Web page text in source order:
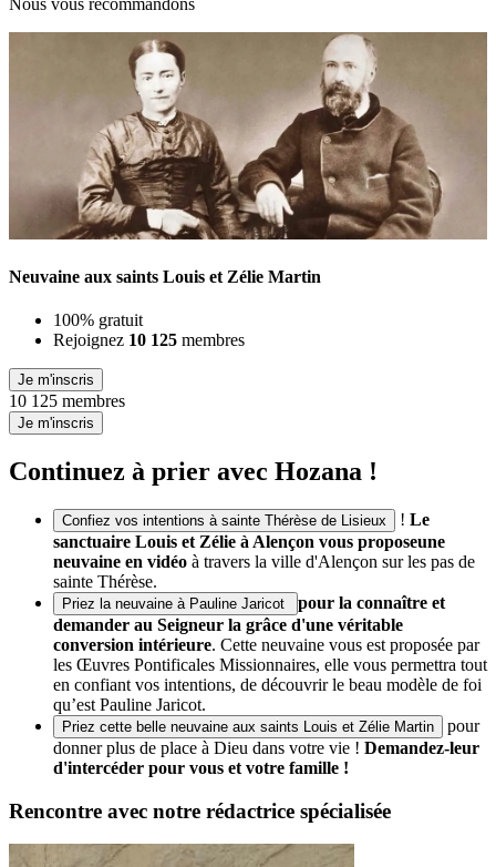
Nous vous recommandons
Neuvaine aux saints Louis et Zélie Martin
100% gratuit
Rejoignez 10 125 membres
Je m'inscris
10 125 membres
Je m'inscris
Continuez à prier avec Hozana !
Confiez vos intentions à sainte Thérèse de Lisieux ! Le
sanctuaire Louis et Zélie à Alençon vous proposeune
neuvaine en vidéo à travers la ville d'Alençon sur les pas de
sainte Thérèse.
Priez la neuvaine à Pauline Jaricot
pour la connaître et
demander au Seigneur la grâce d'une véritable
conversion intérieure. Cette neuvaine vous est proposée par
les Œuvres Pontificales Missionnaires, elle vous permettra tout
en confiant vos intentions, de découvrir le beau modèle de foi
qu’est Pauline Jaricot.
Priez cette belle neuvaine aux saints Louis et Zélie Martin
pour
donner plus de place à Dieu dans votre vie ! Demandez-leur
d'intercéder pour vous et votre famille !
Rencontre avec notre rédactrice spécialisée